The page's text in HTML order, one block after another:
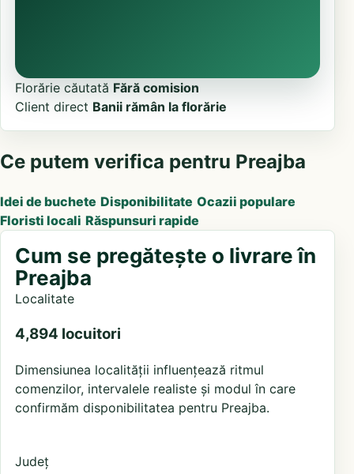
Florărie căutată Fără comision
Client direct Banii rămân la florărie
Ce putem verifica pentru Preajba
Idei de buchete Disponibilitate Ocazii populare
Floristi locali Răspunsuri rapide
Cum se pregătește o livrare în
Preajba
Localitate
4,894 locuitori
Dimensiunea localității influențează ritmul
comenzilor, intervalele realiste și modul în care
confirmăm disponibilitatea pentru Preajba.
Județ